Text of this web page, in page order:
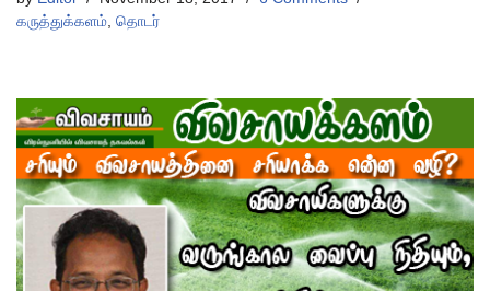
கருத்துக்களம், தொடர்